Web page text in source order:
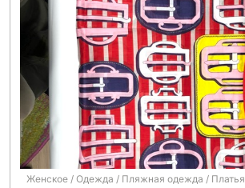
Женское / Одежда / Пляжная одежда / Платья